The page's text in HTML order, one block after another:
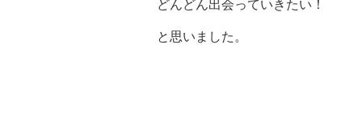
どんどん出会っていきたい！
と思いました。